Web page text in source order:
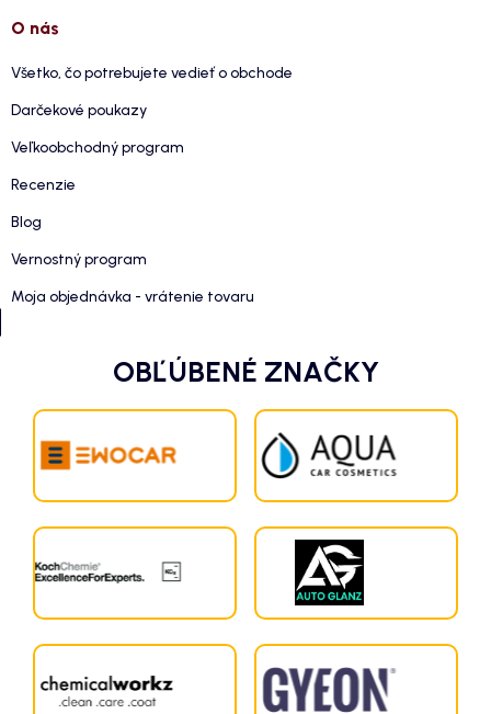
O nás
Všetko, čo potrebujete vedieť o obchode
Darčekové poukazy
Veľkoobchodný program
Recenzie
Blog
Vernostný program
Moja objednávka - vrátenie tovaru
OBĽÚBENÉ ZNAČKY